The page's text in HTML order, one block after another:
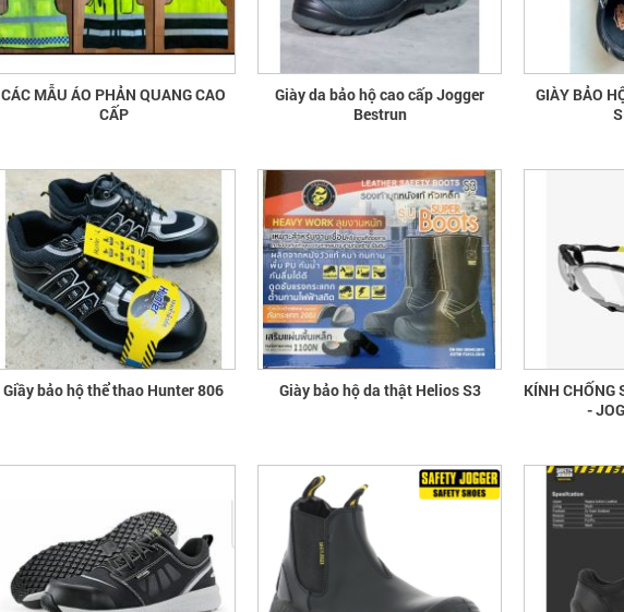
CÁC MẪU ÁO PHẢN QUANG CAO
CẤP
Giày da bảo hộ cao cấp Jogger
Bestrun
GIÀY BẢO
Giầy bảo hộ thể thao Hunter 806 Giày bảo hộ da thật Helios S3
KÍNH CHỐNG
-